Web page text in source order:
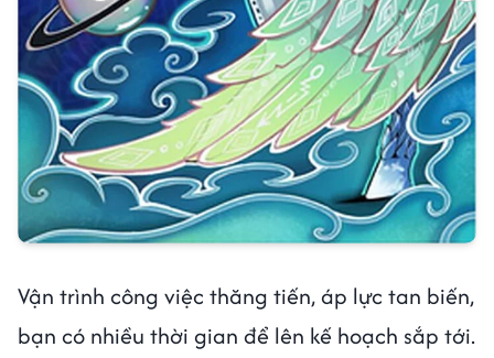
Vận trình công việc thăng tiến, áp lực tan biến,
bạn có nhiều thời gian để lên kế hoạch sắp tới.